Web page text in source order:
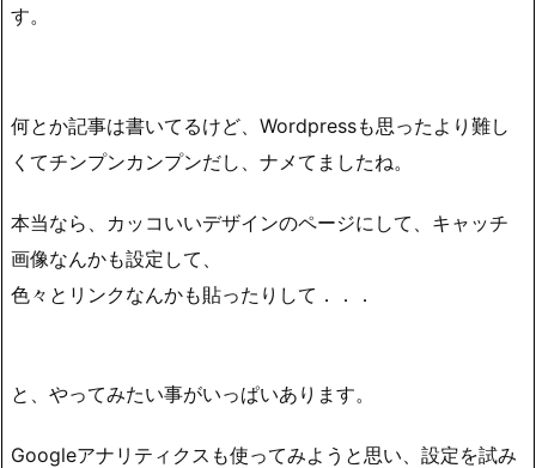
す。
何とか記事は書いてるけど、Wordpressも思ったより難し
くてチンプンカンプンだし、ナメてましたね。
本当なら、カッコいいデザインのページにして、キャッチ
画像なんかも設定して、
色々とリンクなんかも貼ったりして．．．
と、やってみたい事がいっぱいあります。
Googleアナリティクスも使ってみようと思い、設定を試み